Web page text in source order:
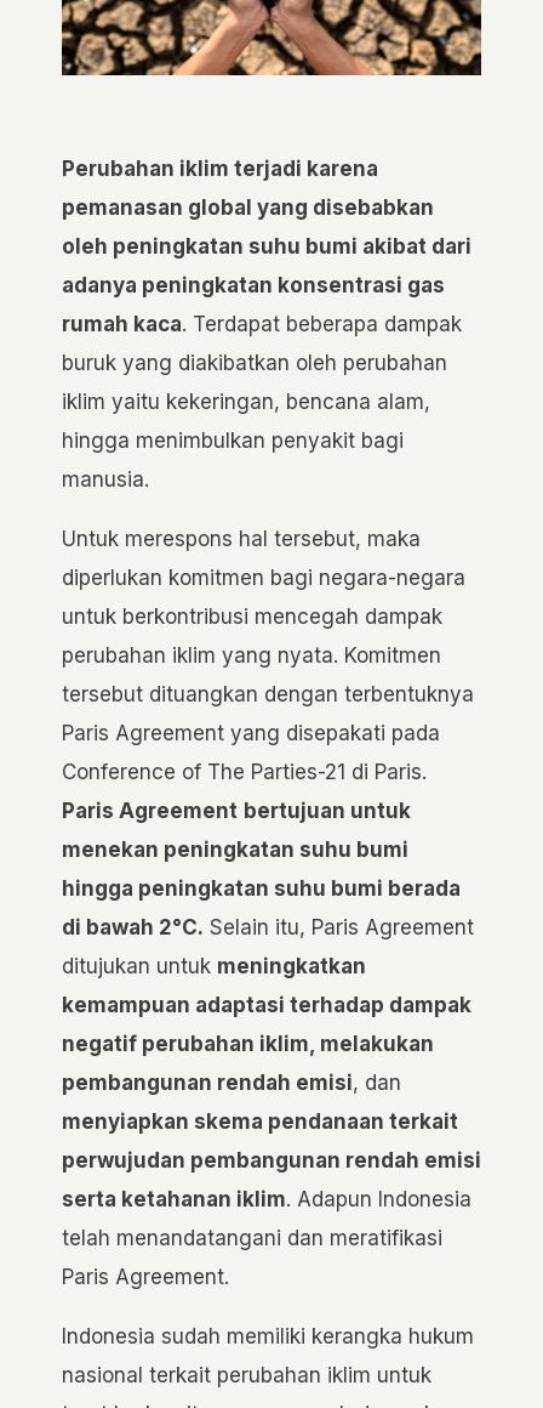
Perubahan iklim terjadi karena
pemanasan global yang disebabkan
oleh peningkatan suhu bumi akibat dari
adanya peningkatan konsentrasi gas
rumah kaca. Terdapat beberapa dampak
buruk yang diakibatkan oleh perubahan
iklim yaitu kekeringan, bencana alam,
hingga menimbulkan penyakit bagi
manusia.
Untuk merespons hal tersebut, maka
diperlukan komitmen bagi negara-negara
untuk berkontribusi mencegah dampak
perubahan iklim yang nyata. Komitmen
tersebut dituangkan dengan terbentuknya
Paris Agreement yang disepakati pada
Conference of The Parties-21 di Paris.
Paris Agreement bertujuan untuk
menekan peningkatan suhu bumi
hingga peningkatan suhu bumi berada
di bawah 2°C. Selain itu, Paris Agreement
ditujukan untuk meningkatkan
kemampuan adaptasi terhadap dampak
negatif perubahan iklim, melakukan
pembangunan rendah emisi, dan
menyiapkan skema pendanaan terkait
perwujudan pembangunan rendah emisi
serta ketahanan iklim. Adapun Indonesia
telah menandatangani dan meratifikasi
Paris Agreement.
Indonesia sudah memiliki kerangka hukum
nasional terkait perubahan iklim untuk